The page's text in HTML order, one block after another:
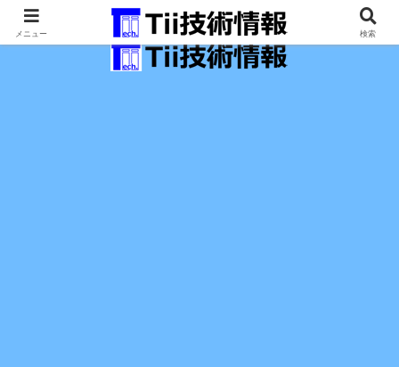
最新の科学技術の情報インフラ。
メニュー 検索